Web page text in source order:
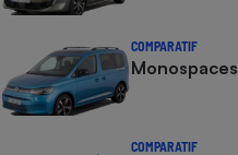
COMPARATIF
Monospaces
COMPARATIF